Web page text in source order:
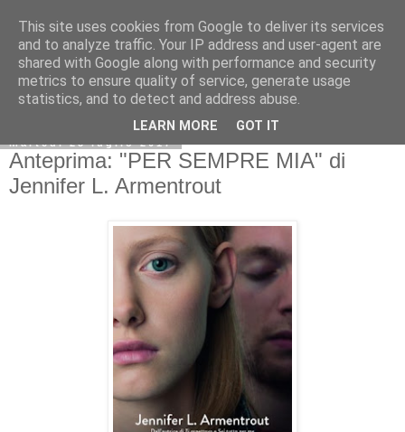
martedì 25 luglio 2017
Anteprima: "PER SEMPRE MIA" di
Jennifer L. Armentrout
This site uses cookies from Google to deliver its services
and to analyze traffic. Your IP address and user-agent are
shared with Google along with performance and security
metrics to ensure quality of service, generate usage
statistics, and to detect and address abuse.
LEARN MORE GOT IT